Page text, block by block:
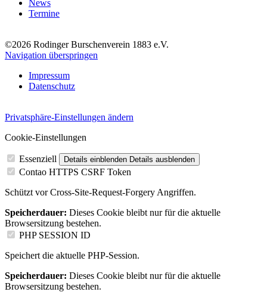
News
Termine
©2026 Rodinger Burschenverein 1883 e.V.
Navigation überspringen
Impressum
Datenschutz
Privatsphäre-Einstellungen ändern
Cookie-Einstellungen
Essenziell Details einblenden Details ausblenden
Contao HTTPS CSRF Token
Schützt vor Cross-Site-Request-Forgery Angriffen.
Speicherdauer: Dieses Cookie bleibt nur für die aktuelle
Browsersitzung bestehen.
PHP SESSION ID
Speichert die aktuelle PHP-Session.
Speicherdauer: Dieses Cookie bleibt nur für die aktuelle
Browsersitzung bestehen.